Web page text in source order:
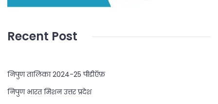
Recent Post
निपुण तालिका 2024-25 पीडीऍफ़
निपुण भारत मिशन उत्तर प्रदेश